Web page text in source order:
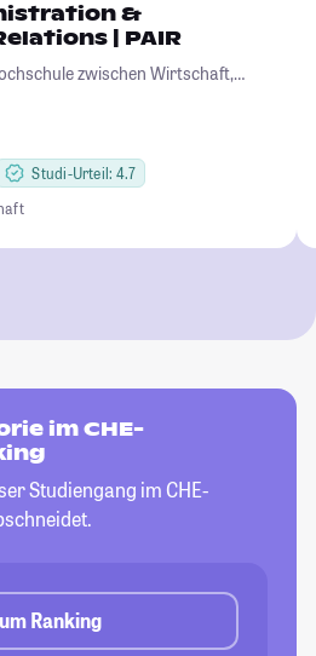
&
| PAIR
zwischen Wirtschaft,
Studi-Urteil: 4.7
im CHE-
Studiengang im CHE-
Ranking